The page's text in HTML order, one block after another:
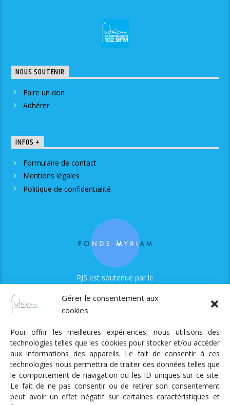
Gérer le consentement aux
cookies
Pour offrir les meilleures expériences, nous utilisons des
technologies telles que les cookies pour stocker et/ou accéder
aux informations des appareils. Le fait de consentir à ces
technologies nous permettra de traiter des données telles que
le comportement de navigation ou les ID uniques sur ce site.
Le fait de ne pas consentir ou de retirer son consentement
peut avoir un effet négatif sur certaines caractéristiques et
NOUS SOUTENIR
Faire un don
Adhérer
INFOS +
Formulaire de contact
Mentions légales
Politique de confidentialité
RJS est soutenue par le
Radio Judaica Strasbourg
Tous droits réservés
RADIO JUDAÏCA ÉMISSIONS ET GRILLE DES PROGRAMMES